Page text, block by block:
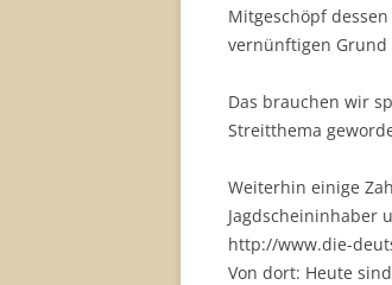
Mitgeschöpf
vernünftigen Grund
Das brauchen wir
Streitthema
Weiterhin einige
Jagdscheininhaber
http://www.die-
Von dort: Heute